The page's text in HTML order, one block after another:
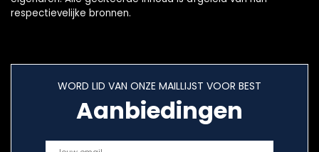
respectievelijke bronnen.
WORD LID VAN ONZE MAILLIJST VOOR BEST
Aanbiedingen